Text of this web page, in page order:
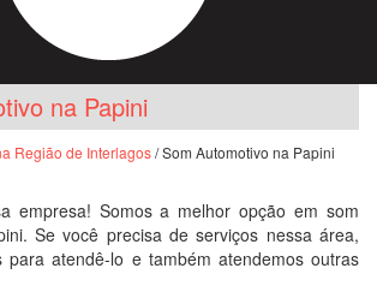
na Papini
Região de Interlagos/ Som Automotivo na Papini
empresa! Somos a melhor opção em som
Se você precisa de serviços nessa área,
para atendê-lo e também atendemos outras